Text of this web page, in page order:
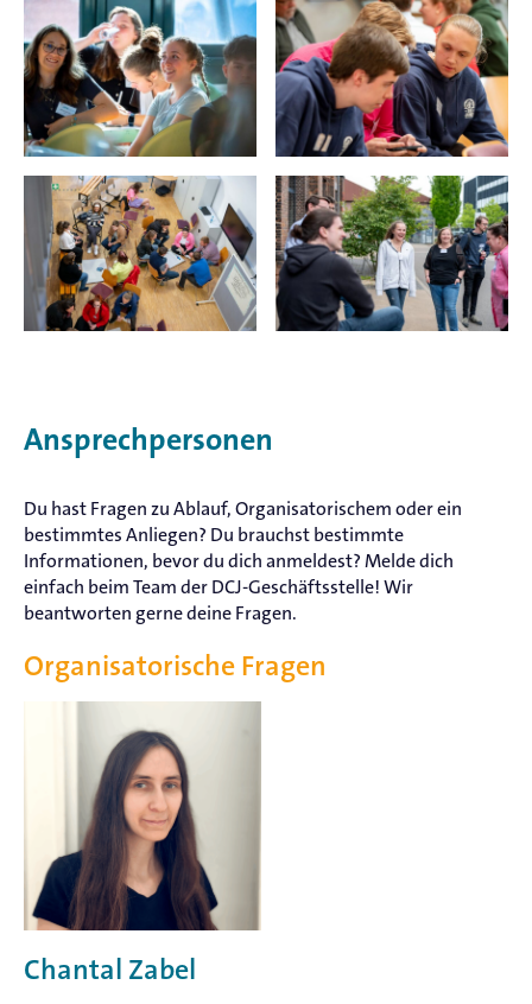
Ansprechpersonen
Du hast Fragen zu Ablauf, Organisatorischem oder ein
bestimmtes Anliegen? Du brauchst bestimmte
Informationen, bevor du dich anmeldest? Melde dich
einfach beim Team der DCJ-Geschäftsstelle! Wir
beantworten gerne deine Fragen.
Organisatorische Fragen
Chantal Zabel